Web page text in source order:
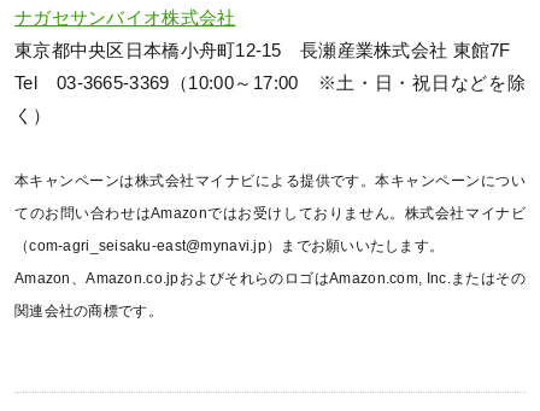
ナガセサンバイオ株式会社
東京都中央区日本橋小舟町12-15 長瀬産業株式会社 東館7F
Tel 03-3665-3369（10:00～17:00 ※土・日・祝日などを除
く）
本キャンペーンは株式会社マイナビによる提供です。本キャンペーンについ
てのお問い合わせはAmazonではお受けしておりません。株式会社マイナビ
（com-agri_seisaku-east@mynavi.jp）までお願いいたします。
Amazon、Amazon.co.jpおよびそれらのロゴはAmazon.com, Inc.またはその
関連会社の商標です。